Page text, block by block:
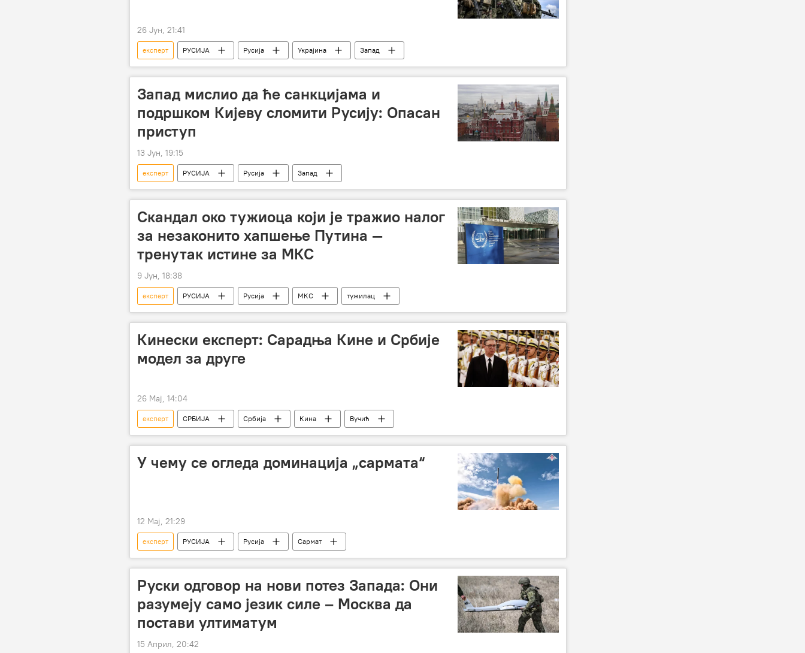
26 Јун, 21:41
експерт РУСИЈА Русија Украјина Запад
Запад мислио да ће санкцијама и
подршком Кијеву сломити Русију: Опасан
приступ
13 Јун, 19:15
експерт РУСИЈА Русија Запад
Скандал око тужиоца који је тражио налог
за незаконито хапшење Путина —
тренутак истине за МКС
9 Јун, 18:38
експерт РУСИЈА Русија МКС тужилац
Кинески експерт: Сарадња Кине и Србије
модел за друге
26 Мај, 14:04
експерт СРБИЈА Србија Кина Вучић
У чему се огледа доминација „сармата“
12 Мај, 21:29
експерт РУСИЈА Русија Сармат
Руски одговор на нови потез Запада: Они
разумеју само језик силе – Москва да
постави ултиматум
15 Април, 20:42